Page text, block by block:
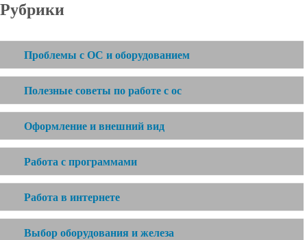
Рубрики
Проблемы с ОС и оборудованием
Полезные советы по работе с ос
Оформление и внешний вид
Работа с программами
Работа в интернете
Выбор оборудования и железа